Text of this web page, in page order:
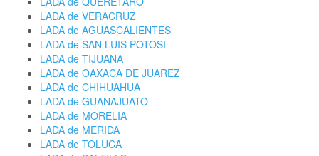
LADA de VERACRUZ
LADA de AGUASCALIENTES
LADA de SAN LUIS POTOSI
LADA de TIJUANA
LADA de OAXACA DE JUAREZ
LADA de CHIHUAHUA
LADA de GUANAJUATO
LADA de MORELIA
LADA de MERIDA
LADA de TOLUCA